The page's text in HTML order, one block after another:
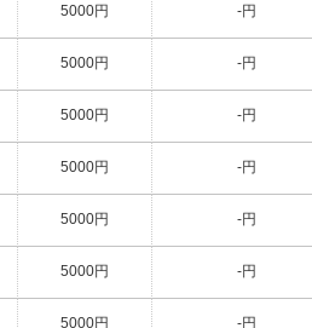
5000円 -円
5000円 -円
5000円 -円
5000円 -円
5000円 -円
5000円 -円
5000円 -円